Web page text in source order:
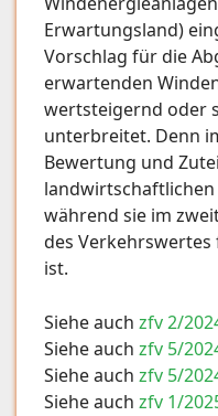
Erwartungsland)
Vorschlag für die
erwartenden
wertsteigernd oder
unterbreitet. Denn
Bewertung und
während sie im
des
ist.
Siehe auch zfv 2/
Siehe auch zfv 5/
Siehe auch zfv 5/
Siehe auch zfv 1/